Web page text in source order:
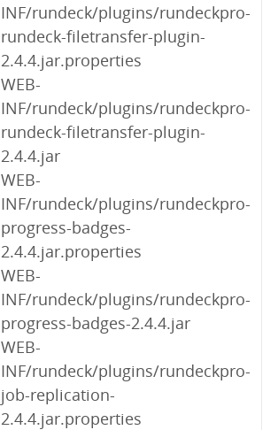
INF/rundeck/plugins/rundeckpro-
rundeck-filetransfer-plugin-
2.4.4.jar.properties
WEB-
INF/rundeck/plugins/rundeckpro-
rundeck-filetransfer-plugin-
2.4.4.jar
WEB-
INF/rundeck/plugins/rundeckpro-
progress-badges-
2.4.4.jar.properties
WEB-
INF/rundeck/plugins/rundeckpro-
progress-badges-2.4.4.jar
WEB-
INF/rundeck/plugins/rundeckpro-
job-replication-
2.4.4.jar.properties